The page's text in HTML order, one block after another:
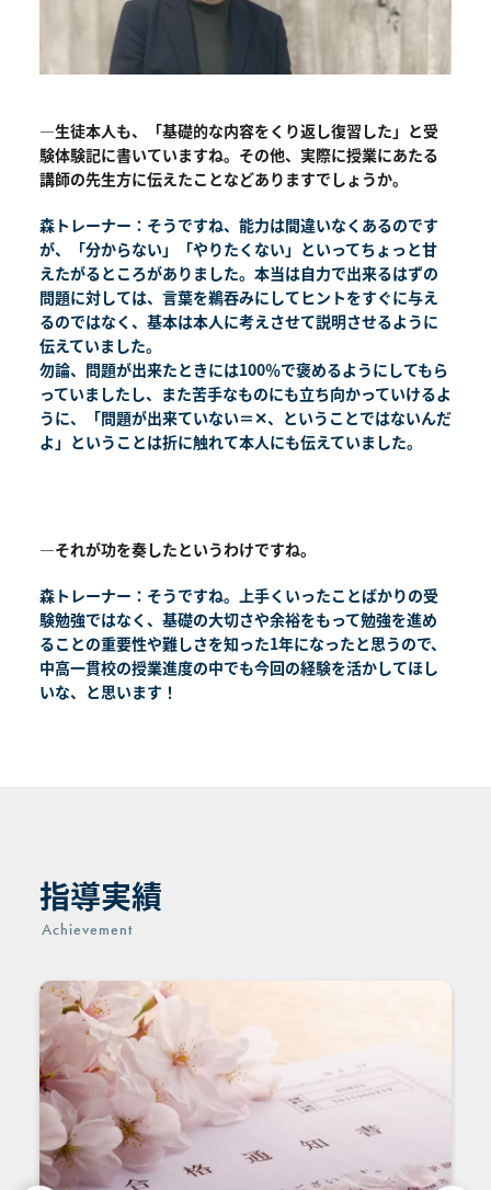
―生徒本人も、「基礎的な内容をくり返し復習した」と受
験体験記に書いていますね。その他、実際に授業にあたる
講師の先生方に伝えたことなどありますでしょうか。
森トレーナー：そうですね、能力は間違いなくあるのです
が、「分からない」「やりたくない」といってちょっと甘
えたがるところがありました。本当は自力で出来るはずの
問題に対しては、言葉を鵜吞みにしてヒントをすぐに与え
るのではなく、基本は本人に考えさせて説明させるように
伝えていました。
勿論、問題が出来たときには100％で褒めるようにしてもら
っていましたし、また苦手なものにも立ち向かっていけるよ
うに、「問題が出来ていない＝✕、ということではないんだ
よ」ということは折に触れて本人にも伝えていました。
―それが功を奏したというわけですね。
森トレーナー：そうですね。上手くいったことばかりの受
験勉強ではなく、基礎の大切さや余裕をもって勉強を進め
ることの重要性や難しさを知った1年になったと思うので、
中高一貫校の授業進度の中でも今回の経験を活かしてほし
いな、と思います！
指導実績
Achievement